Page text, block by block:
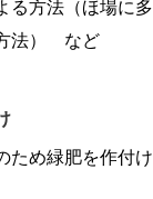
方法（ほ場に多
法） など
ため緑肥を作付け